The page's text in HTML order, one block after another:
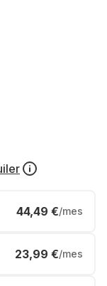
44,49 €/mes
23,99 €/mes